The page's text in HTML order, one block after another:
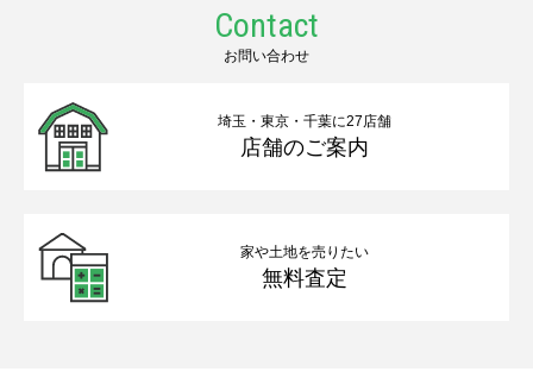
Contact
お問い合わせ
埼玉・東京・千葉に27店舗
店舗のご案内
家や土地を売りたい
無料査定